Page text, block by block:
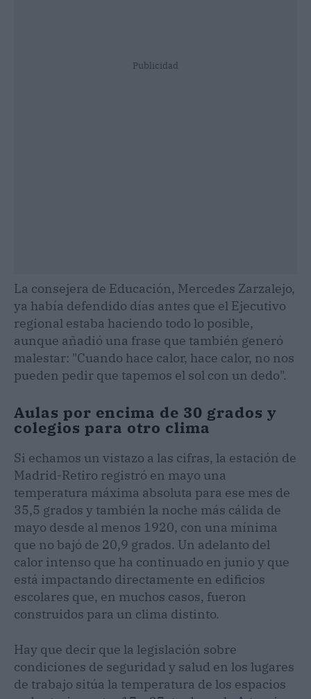
Publicidad
La consejera de Educación, Mercedes Zarzalejo,
ya había defendido días antes que el Ejecutivo
regional estaba haciendo todo lo posible,
aunque añadió una frase que también generó
malestar: "Cuando hace calor, hace calor, no nos
pueden pedir que tapemos el sol con un dedo".
Aulas por encima de 30 grados y
colegios para otro clima
Si echamos un vistazo a las cifras, la estación de
Madrid-Retiro registró en mayo una
temperatura máxima absoluta para ese mes de
35,5 grados y también la noche más cálida de
mayo desde al menos 1920, con una mínima
que no bajó de 20,9 grados. Un adelanto del
calor intenso que ha continuado en junio y que
está impactando directamente en edificios
escolares que, en muchos casos, fueron
construidos para un clima distinto.
Hay que decir que la legislación sobre
condiciones de seguridad y salud en los lugares
de trabajo sitúa la temperatura de los espacios